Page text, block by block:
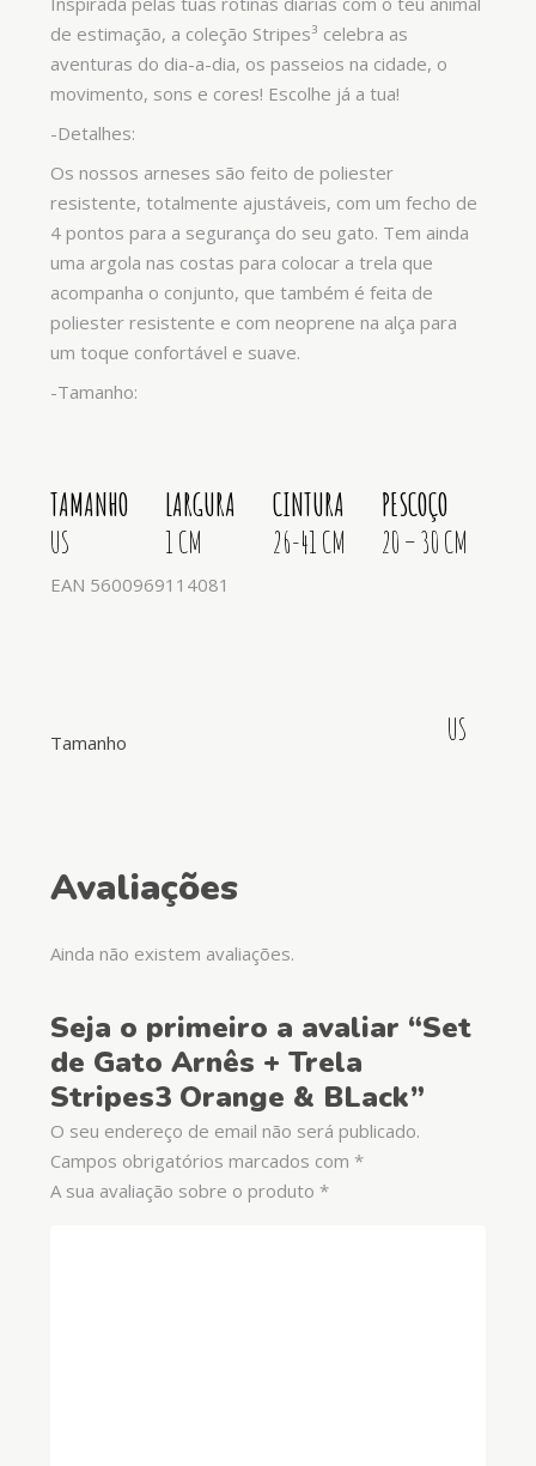
de estimação, a coleção Stripes³ celebra as
aventuras do dia-a-dia, os passeios na cidade, o
movimento, sons e cores! Escolhe já a tua!
-Detalhes:
Os nossos arneses são feito de poliester
resistente, totalmente ajustáveis, com um fecho de
4 pontos para a segurança do seu gato. Tem ainda
uma argola nas costas para colocar a trela que
acompanha o conjunto, que também é feita de
poliester resistente e com neoprene na alça para
um toque confortável e suave.
-Tamanho:
TAMANHO LARGURA CINTURA
PESCOÇO
US
1 CM 26-41 CM 20 – 30 CM
EAN 5600969114081
Tamanho US
Avaliações
Ainda não existem avaliações.
Seja o primeiro a avaliar “Set
de Gato Arnês + Trela
Stripes3 Orange & BLack”
O seu endereço de email não será publicado.
Campos obrigatórios marcados com *
A sua avaliação sobre o produto *